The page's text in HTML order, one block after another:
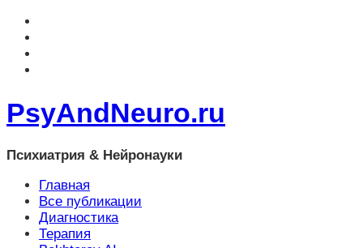
PsyAndNeuro.ru
Психиатрия & Нейронауки
Главная
Все публикации
Диагностика
Терапия